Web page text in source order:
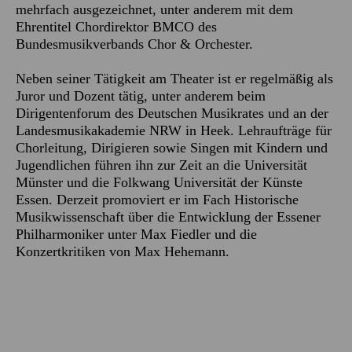
mehrfach ausgezeichnet, unter anderem mit dem
Ehrentitel Chordirektor BMCO des
Bundesmusikverbands Chor & Orchester.
Neben seiner Tätigkeit am Theater ist er regelmäßig als
Juror und Dozent tätig, unter anderem beim
Dirigentenforum des Deutschen Musikrates und an der
Landesmusikakademie NRW in Heek. Lehraufträge für
Chorleitung, Dirigieren sowie Singen mit Kindern und
Jugendlichen führen ihn zur Zeit an die Universität
Münster und die Folkwang Universität der Künste
Essen. Derzeit promoviert er im Fach Historische
Musikwissenschaft über die Entwicklung der Essener
Philharmoniker unter Max Fiedler und die
Konzertkritiken von Max Hehemann.